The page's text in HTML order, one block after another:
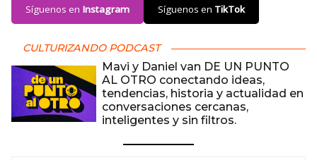
Síguenos en Instagram Síguenos en TikTok
CULTURIZANDO PODCAST
Mavi y Daniel van DE UN PUNTO
AL OTRO conectando ideas,
tendencias, historia y actualidad en
conversaciones cercanas,
inteligentes y sin filtros.